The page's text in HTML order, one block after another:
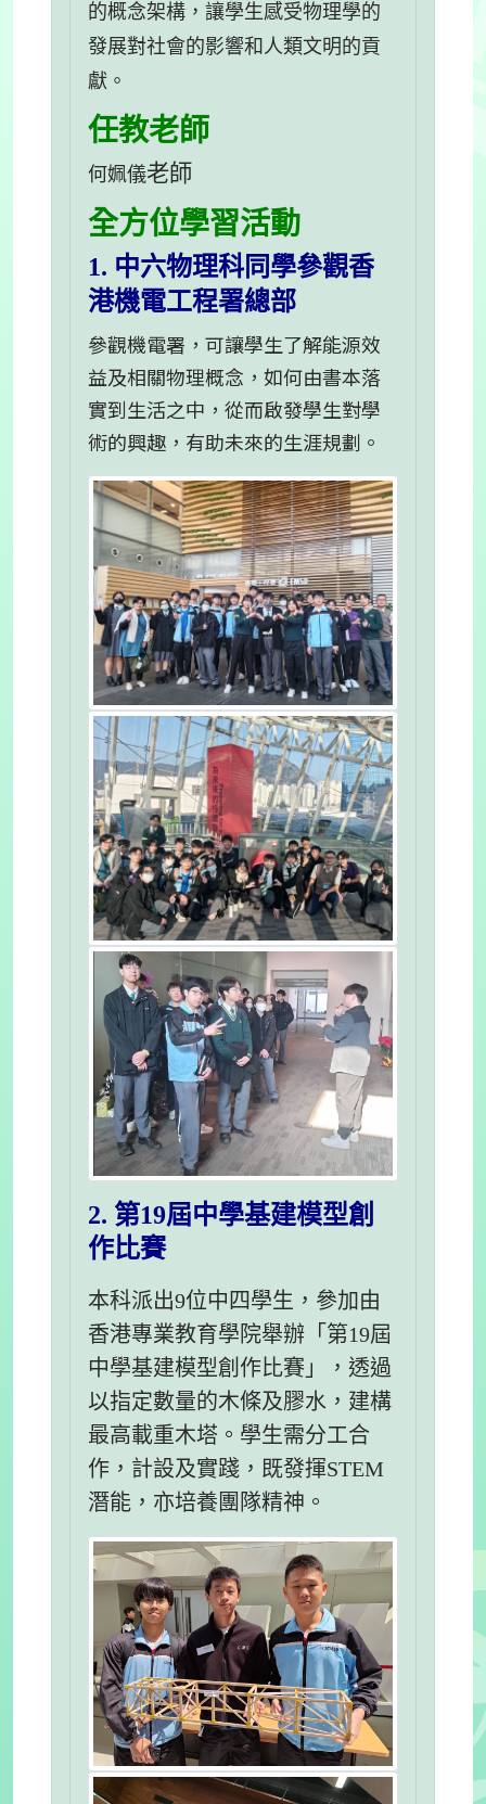
的概念架構，讓學生感受物理學的
發展對社會的影響和人類文明的貢
獻。
任教老師
何姵儀老師
全方位學習活動
1. 中六物理科同學參觀香
港機電工程署總部
參觀機電署，可讓學生了解能源效
益及相關物理概念，如何由書本落
實到生活之中，從而啟發學生對學
術的興趣，有助未來的生涯規劃。
2. 第19屆中學基建模型創
作比賽
本科派出9位中四學生，參加由
香港專業教育學院舉辦「第19屆
中學基建模型創作比賽」，透過
以指定數量的木條及膠水，建構
最高載重木塔。學生需分工合
作，計設及實踐，既發揮STEM
潛能，亦培養團隊精神。